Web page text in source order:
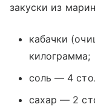
закуски из
кабачки
килограмма;
соль — 4
сахар — 2